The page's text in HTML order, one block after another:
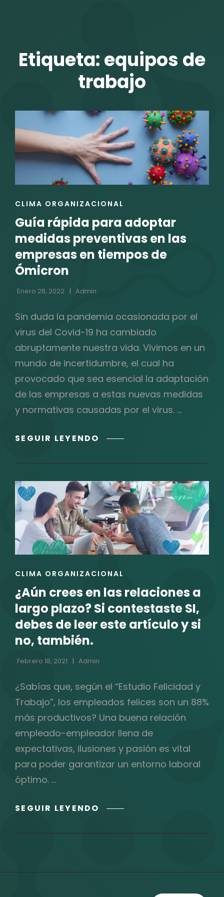
Etiqueta:equipos de
trabajo
ENLACES
LAS
CATEGORÍAS
CLIMA ORGANIZACIONAL
Guía rápida para adoptar
medidas preventivas en las
empresas en tiempos de
Ómicron
Enero 28, 2022 Admin
Sin duda la pandemia ocasionada por el
virus del Covid-19 ha cambiado
abruptamente nuestra vida. Vivimos en un
mundo de incertidumbre, el cual ha
provocado que sea esencial la adaptación
de las empresas a estas nuevas medidas
y normativas causadas por el virus. …
SEGUIR LEYENDO GUÍA
PARA
MEDIDAS
PREVENTIVAS
EN
LAS
EMPRESAS
EN
DE
ÓMICRON
ENLACES
LAS
CATEGORÍAS
CLIMA ORGANIZACIONAL
¿Aún crees en las relaciones a
largo plazo? Si contestaste SI,
debes de leer este artículo y si
no, también.
Febrero 18, 2021 Admin
¿Sabías que, según el “Estudio Felicidad y
Trabajo”, los empleados felices son un 88%
más productivos? Una buena relación
empleado-empleador llena de
expectativas, ilusiones y pasión es vital
para poder garantizar un entorno laboral
óptimo. …
SEGUIR LEYENDO ¿AÚN
EN
A